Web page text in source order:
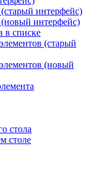
интерфейс)
интерфейс)
в списке
(старый
(новый
стола
столе